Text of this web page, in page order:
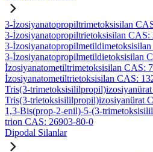
3-İzosiyanatopropiltrimetoksisilan
3-İzosiyanatopropiltrietoksisilan CAS:
3-
3-İzosiyanatopropilmetildietoksisilan
İzosiyanatometiltrimetoksisilan CAS:
İzosiyanatometiltrietoksisilan CAS:
Tris(3-
Tris(3-trietoksisililpropil)izosiyanürat
1,3-Bis(prop-2-enil)-5-(3-
trion CAS: 26903-80-0
Dipodal Silanlar